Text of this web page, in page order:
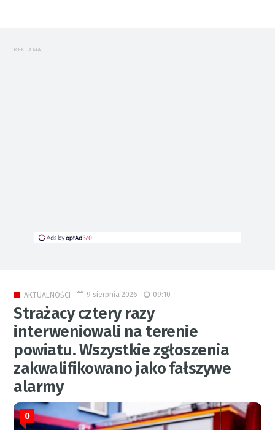
REKLAMA
AKTUALNOŚCI 9 sierpnia 2026 09:10
Strażacy cztery razy
interweniowali na terenie
powiatu. Wszystkie zgłoszenia
zakwalifikowano jako fałszywe
alarmy
0